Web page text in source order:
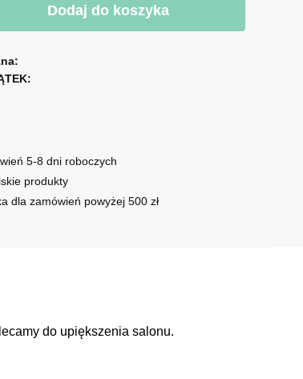
Dodaj do koszyka
5-8 dni roboczych
produkty
dla zamówień powyżej 500 zł
do upiększenia salonu.